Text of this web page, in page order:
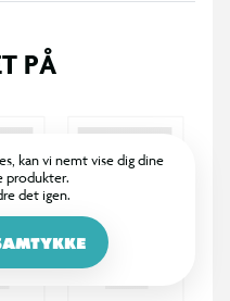
PÅ
kan vi nemt vise dig dine
produkter.
det igen.